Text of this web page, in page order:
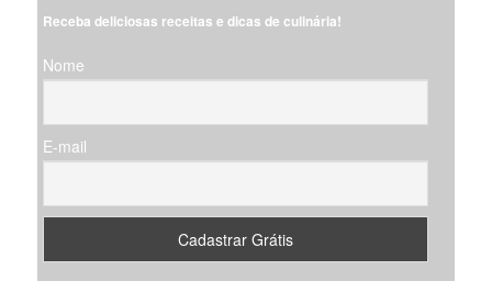
a
Receba deliciosas receitas e dicas de culinária!
Nome
E-mail